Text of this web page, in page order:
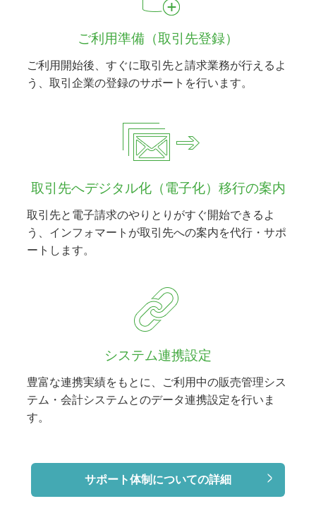
ご利用準備（取引先登録）
ご利用開始後、すぐに取引先と請求業務が行えるよ
う、取引企業の登録のサポートを行います。
取引先へデジタル化（電子化）移行の案内
取引先と電子請求のやりとりがすぐ開始できるよ
う、インフォマートが取引先への案内を代行・サポ
ートします。
システム連携設定
豊富な連携実績をもとに、ご利用中の販売管理シス
テム・会計システムとのデータ連携設定を行いま
す。
サポート体制についての詳細